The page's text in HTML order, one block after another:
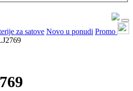
za satove Novo u ponudi Promo